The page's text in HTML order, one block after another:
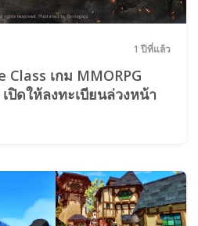
1 ปีที่แล้ว
เกม MMORPG
ปิดให้ลงทะเบียนล่วงหน้า